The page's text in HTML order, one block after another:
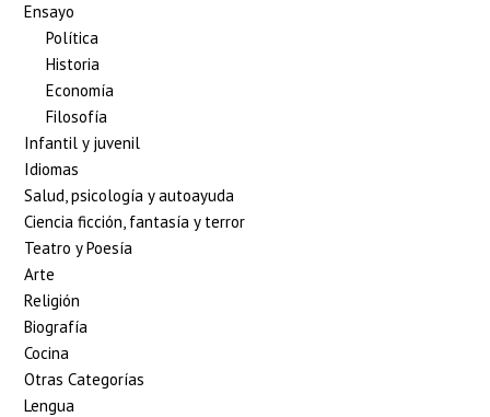
Ensayo
Política
Historia
Economía
Filosofía
Infantil y juvenil
Idiomas
Salud, psicología y autoayuda
Ciencia ficción, fantasía y terror
Teatro y Poesía
Arte
Religión
Biografía
Cocina
Otras Categorías
Lengua